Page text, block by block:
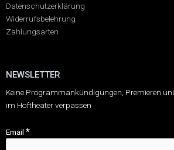
Datenschutzerklärung
Widerrufsbelehrung
Zahlungsarten
NEWSLETTER
Keine Programmankündigungen, Premieren
im Hoftheater verpassen
Email *